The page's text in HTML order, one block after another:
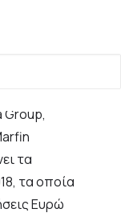
Group,
τα
τα οποία
Ευρώ